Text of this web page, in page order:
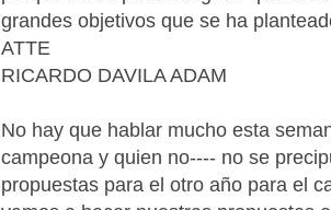
grandes objetivos que se ha
ATTE
RICARDO DAVILA ADAM
No hay que hablar mucho esta
campeona y quien no---- no se
propuestas para el otro año para el